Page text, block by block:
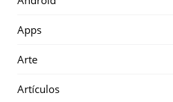
Apps
Arte
Artículos